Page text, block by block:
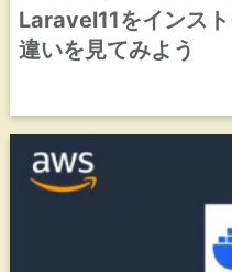
Laravel11をインス
違いを見てみよう